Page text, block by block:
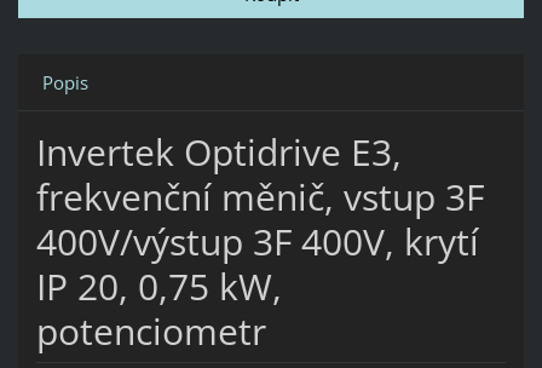
Popis
Invertek Optidrive E3,
frekvenční měnič, vstup 3F
400V/výstup 3F 400V, krytí
IP 20, 0,75 kW,
potenciometr